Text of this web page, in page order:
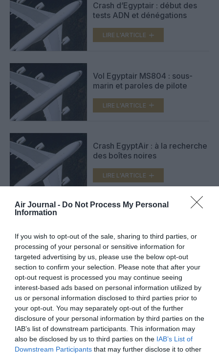
Air Journal - Do Not Process My Personal
Information
If you wish to opt-out of the sale, sharing to third parties, or
processing of your personal or sensitive information for
targeted advertising by us, please use the below opt-out
section to confirm your selection. Please note that after your
opt-out request is processed you may continue seeing
interest-based ads based on personal information utilized by
us or personal information disclosed to third parties prior to
your opt-out. You may separately opt-out of the further
disclosure of your personal information by third parties on the
IAB’s list of downstream participants. This information may
also be disclosed by us to third parties on the IAB’s List of
Downstream Participants that may further disclose it to other
Crash d’Egyptair : début des
tests ADN et dénégations
LIRE L'ARTICLE
Vol Egyptair MS804 : sous-
marin et paroles de pilote
LIRE L'ARTICLE
Crash EgyptAir : à la recherche
des boîtes noires
LIRE L'ARTICLE
disparaître
LIRE L'ARTICLE
VOIR PLUS D'ARTICLES
FAIRE UN DON